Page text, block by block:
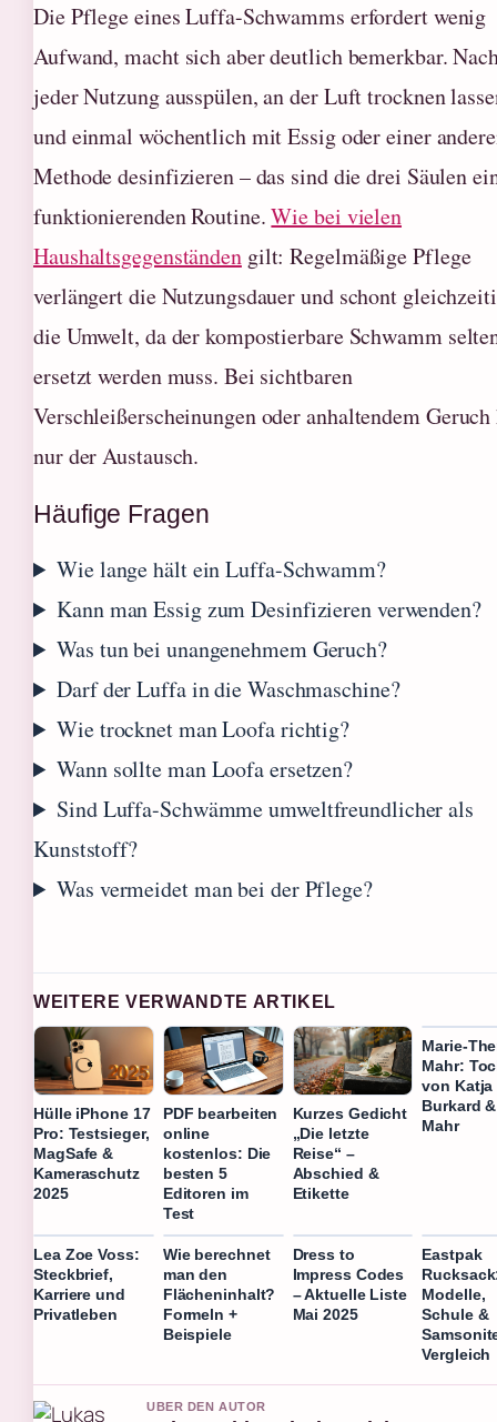
Die Pflege eines Luffa-Schwamms erfordert wenig
Aufwand, macht sich aber deutlich bemerkbar.
jeder Nutzung ausspülen, an der Luft trocknen
und einmal wöchentlich mit Essig oder einer
Methode desinfizieren – das sind die drei Säulen
funktionierenden Routine.Wie bei vielen
Haushaltsgegenständengilt: Regelmäßige Pflege
verlängert die Nutzungsdauer und schont
die Umwelt, da der kompostierbare Schwamm
ersetzt werden muss. Bei sichtbaren
Verschleißerscheinungen oder anhaltendem
nur der Austausch.
Häufige Fragen
Wie lange hält ein Luffa-Schwamm?
Kann man Essig zum Desinfizieren verwenden?
Was tun bei unangenehmem Geruch?
Darf der Luffa in die Waschmaschine?
Wie trocknet man Loofa richtig?
Wann sollte man Loofa ersetzen?
Sind Luffa-Schwämme umweltfreundlicher als
Kunststoff?
Was vermeidet man bei der Pflege?
WEITERE VERWANDTE ARTIKEL
Hülle iPhone 17
Pro: Testsieger,
MagSafe &
Kameraschutz
2025
PDF bearbeiten
online
kostenlos: Die
besten 5
Editoren im
Test
Kurzes Gedicht
„Die letzte
Reise“ –
Abschied &
Etikette
Marie-
Mahr:
von Katja
Burkard
Mahr
Lea Zoe Voss:
Steckbrief,
Karriere und
Privatleben
Wie berechnet
man den
Flächeninhalt?
Formeln +
Beispiele
Dress to
Impress Codes
– Aktuelle Liste
Mai 2025
Eastpak
Modelle,
Schule &
Vergleich
UBER DEN AUTOR